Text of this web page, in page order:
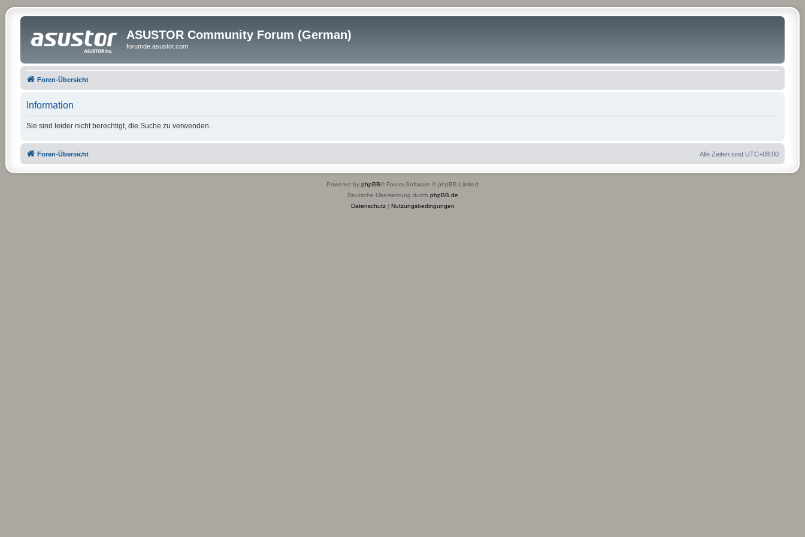
ASUSTOR Community Forum (German)
forumde.asustor.com
Foren-Übersicht
Information
Sie sind leider nicht berechtigt, die Suche zu verwenden.
Foren-Übersicht Alle Zeiten sind UTC+08:00
Powered by phpBB® Forum Software © phpBB Limited
Deutsche Übersetzung durch phpBB.de
Datenschutz| Nutzungsbedingungen